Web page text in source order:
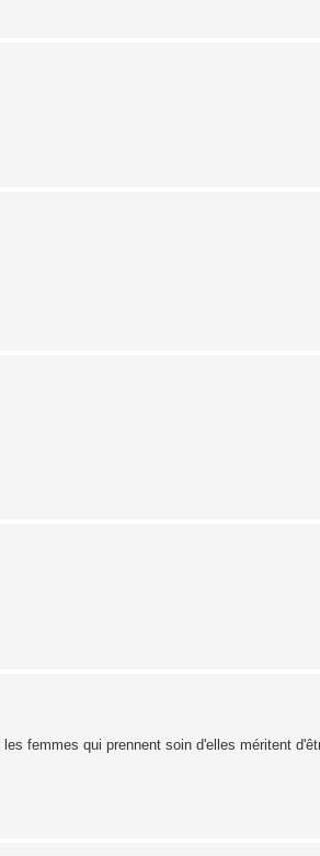
femmes qui prennent soin d'elles méritent